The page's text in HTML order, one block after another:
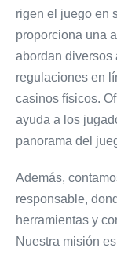
rigen el juego en
proporciona una
abordan diversos
regulaciones en
casinos físicos.
ayuda a los
panorama del
Además,
responsable,
herramientas y
Nuestra misión